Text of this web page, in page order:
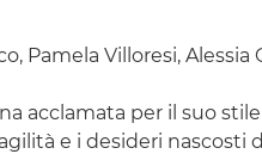
Villoresi, Alessia
acclamata per il suo stile
e i desideri nascosti